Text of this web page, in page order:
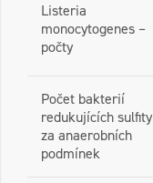
Listeria
monocytogenes –
počty
Počet bakterií
redukujících sulfity
za anaerobních
podmínek